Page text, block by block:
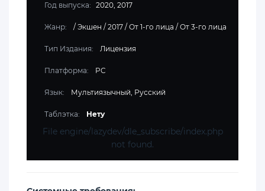
Год выпуска: 2020, 2017
Жанр: / Экшен / 2017 / От 1-го лица / От 3-го лица
Тип Издания: Лицензия
Платформа: PC
Язык: Мультиязычный, Русский
Таблэтка: Нету
File engine/lazydev/dle_subscribe/index.php
not found.